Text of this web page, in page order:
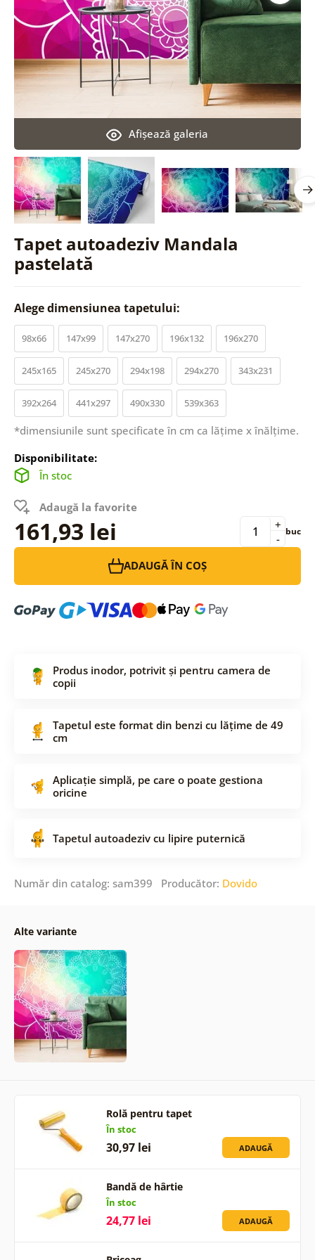
Tapet autoadeziv Mandala
pastelată
Afişează galeria
Alege dimensiunea tapetului:
98x66 147x99 147x270 196x132 196x270
245x165 245x270 294x198 294x270 343x231
392x264 441x297 490x330 539x363
*dimensiunile sunt specificate în cm ca lățime x înălțime.
Disponibilitate:
În stoc
Adaugă la favorite
161,93 lei -
+ buc
ADAUGĂ ÎN COȘ
Produs inodor, potrivit și pentru camera de
copii
Tapetul este format din benzi cu lățime de 49
cm
Aplicație simplă, pe care o poate gestiona
oricine
Tapetul autoadeziv cu lipire puternică
Număr din catalog: sam399 Producător: Dovido
Alte variante
Rolă pentru tapet
În stoc
30,97 lei ADAUGĂ
Bandă de hârtie
În stoc
24,77 lei ADAUGĂ